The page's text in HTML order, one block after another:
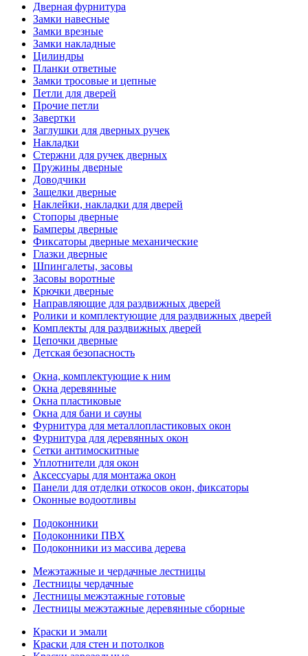
Дверная фурнитура
Замки навесные
Замки врезные
Замки накладные
Цилиндры
Планки ответные
Замки тросовые и цепные
Петли для дверей
Прочие петли
Завертки
Заглушки для дверных ручек
Накладки
Стержни для ручек дверных
Пружины дверные
Доводчики
Защелки дверные
Наклейки, накладки для дверей
Стопоры дверные
Бамперы дверные
Фиксаторы дверные механические
Глазки дверные
Шпингалеты, засовы
Засовы воротные
Крючки дверные
Направляющие для раздвижных дверей
Ролики и комплектующие для раздвижных дверей
Комплекты для раздвижных дверей
Цепочки дверные
Детская безопасность
Окна, комплектующие к ним
Окна деревянные
Окна пластиковые
Окна для бани и сауны
Фурнитура для металлопластиковых окон
Фурнитура для деревянных окон
Сетки антимоскитные
Уплотнители для окон
Аксессуары для монтажа окон
Панели для отделки откосов окон, фиксаторы
Оконные водоотливы
Подоконники
Подоконники ПВХ
Подоконники из массива дерева
Межэтажные и чердачные лестницы
Лестницы чердачные
Лестницы межэтажные готовые
Лестницы межэтажные деревянные сборные
Краски и эмали
Краски для стен и потолков